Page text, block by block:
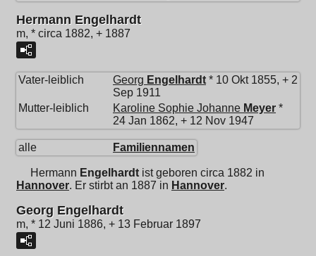
Hermann Engelhardt
m, * circa 1882, + 1887
Vater-leiblich Georg Engelhardt * 10 Okt 1855, + 2
Sep 1911
Mutter-leiblich
Karoline Sophie Johanne Meyer *
24 Jan 1862, + 12 Nov 1947
alle Familiennamen
Hermann Engelhardt ist geboren circa 1882 in
Hannover. Er stirbt an 1887 in Hannover.
Georg Engelhardt
m, * 12 Juni 1886, + 13 Februar 1897